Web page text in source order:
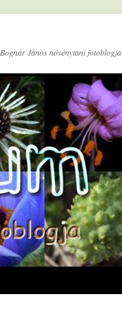
Bognár János növénytani fotoblogja